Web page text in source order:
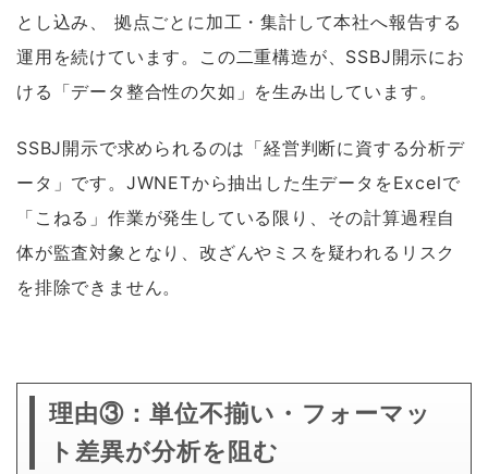
とし込み、 拠点ごとに加工・集計して本社へ報告する
運用を続けています。この二重構造が、SSBJ開示にお
ける「データ整合性の欠如」を生み出しています。
SSBJ開示で求められるのは「経営判断に資する分析デ
ータ」です。JWNETから抽出した生データをExcelで
「こねる」作業が発生している限り、その計算過程自
体が監査対象となり、改ざんやミスを疑われるリスク
を排除できません。
理由③：単位不揃い・フォーマッ
ト差異が分析を阻む